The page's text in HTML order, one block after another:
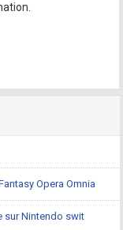
Opera Omnia
sur Nintendo swit